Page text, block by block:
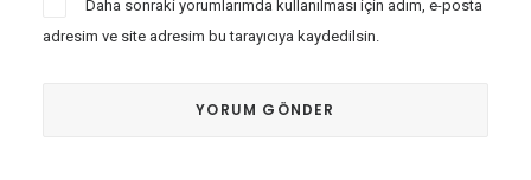
Daha sonraki yorumlarımda kullanılması için adım, e-posta
adresim ve site adresim bu tarayıcıya kaydedilsin.